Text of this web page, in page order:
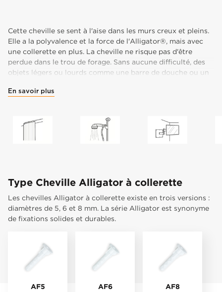
Cette cheville se sent à l'aise dans les murs creux et pleins.
Elle a la polyvalence et la force de l'Alligator®, mais avec
une collerette en plus. La cheville ne risque pas d'être
perdue dans le trou de forage. Sans aucune difficulté, des
objets légers ou lourds comme une barre de douche ou un
Quelle que soit le matériel de base, l'Alligator® garantit une
écarte les mâchoires. Et vous le sentirez. Ainsi, l'Alligator®
se fixe solidement. Ça, c'est pratique, non ? Vous pouvez
Ainsi, au moment où vous voulez peindre le mur, il suffit de
dévisser l'objet et par après, il est remis en place en un rien
de temps.
Soyez-en convaincu !
En savoir plus
Type Cheville Alligator à collerette
Les chevilles Alligator à collerette existe en trois versions :
diamètres de 5, 6 et 8 mm. La série Alligator est synonyme
de fixations solides et durables.
AF5 AF6 AF8